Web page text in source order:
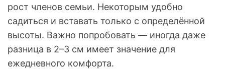
рост членов семьи. Некоторым удобно
садиться и вставать только с определённой
высоты. Важно попробовать — иногда даже
разница в 2–3 см имеет значение для
ежедневного комфорта.